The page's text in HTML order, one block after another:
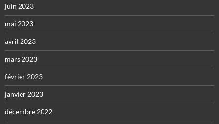
juin 2023
mai 2023
avril 2023
mars 2023
février 2023
janvier 2023
décembre 2022